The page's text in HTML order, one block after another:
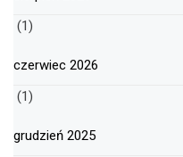
(1)
czerwiec 2026
(1)
grudzień 2025